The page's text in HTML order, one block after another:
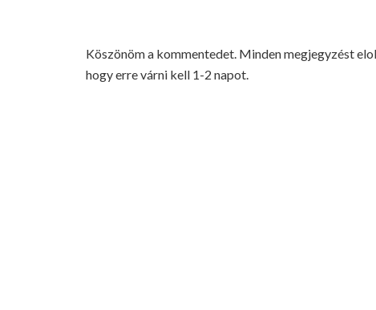
Köszönöm a kommentedet. Minden megjegyzést
hogy erre várni kell 1-2 napot.